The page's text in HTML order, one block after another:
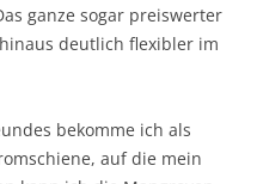
ganze sogar preiswerter
deutlich flexibler im
bekomme ich als
auf die mein